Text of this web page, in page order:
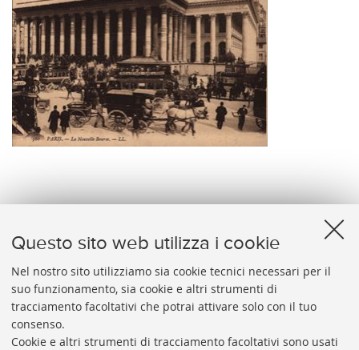
Questo sito web utilizza i cookie
Nel nostro sito utilizziamo sia cookie tecnici necessari per il
suo funzionamento, sia cookie e altri strumenti di
tracciamento facoltativi che potrai attivare solo con il tuo
consenso.
Cookie e altri strumenti di tracciamento facoltativi sono usati
UNIVERSITARIA
Presidente: prof. Francesco Citti